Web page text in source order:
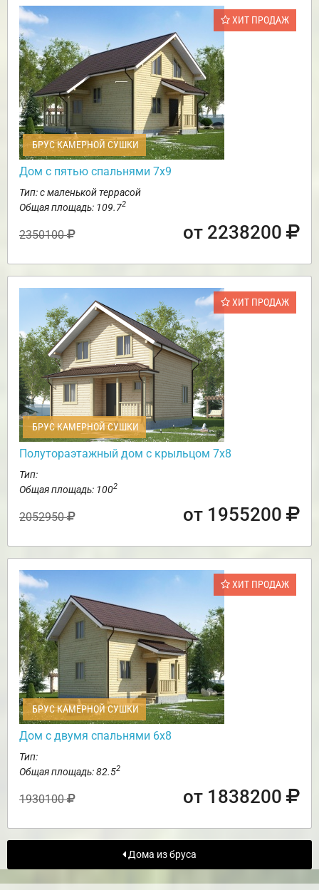
ХИТ ПРОДАЖ
БРУС КАМЕРНОЙ СУШКИ
Дом с пятью спальнями 7х9
Тип: с маленькой террасой
Общая площадь: 109.72
2350100 от 2238200
ХИТ ПРОДАЖ
БРУС КАМЕРНОЙ СУШКИ
Полутораэтажный дом с крыльцом 7х8
Тип:
Общая площадь: 1002
2052950 от 1955200
ХИТ ПРОДАЖ
БРУС КАМЕРНОЙ СУШКИ
Дом с двумя спальнями 6х8
Тип:
Общая площадь: 82.52
1930100 от 1838200
Дома из бруса